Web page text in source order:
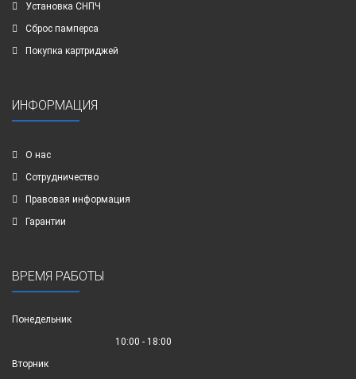
Установка СНПЧ
Сброс памперса
Покупка картриджей
ИНФОРМАЦИЯ
О нас
Сотрудничество
Правовая информация
Гарантии
ВРЕМЯ РАБОТЫ
Понедельник
10:00 - 18:00
Вторник